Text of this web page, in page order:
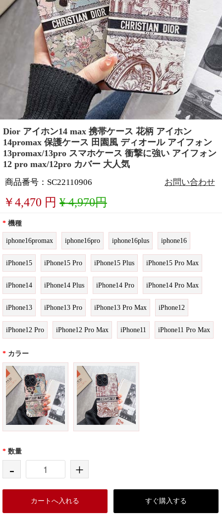
Dior アイホン14 max 携帯ケース 花柄 アイホン
14promax 保護ケース 田園風 ディオール アイフォン
13promax/13pro スマホケース 衝撃に強い アイフォン
12 pro max/12pro カバー 大人気
商品番号：SC22110906 お問い合わせ
￥4,470 円 ¥ 4,970円
* 機種
iphone16promax iphone16pro iphone16plus iphone16
iPhone15 iPhone15 Pro iPhone15 Plus iPhone15 Pro Max
iPhone14 iPhone14 Plus iPhone14 Pro iPhone14 Pro Max
iPhone13 iPhone13 Pro iPhone13 Pro Max iPhone12
iPhone12 Pro iPhone12 Pro Max iPhone11 iPhone11 Pro Max
* カラー
* 数量
- +
カートへ入れる すぐ購入する